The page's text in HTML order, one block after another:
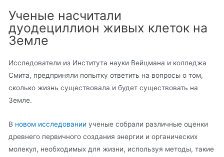
Ученые насчитали
дуодециллион живых клеток на
Земле
Исследователи из Института науки Вейцмана и колледжа
Смита, предприняли попытку ответить на вопросы о том,
сколько жизнь существовала и будет существовать на
Земле.
В новом исследовании ученые собрали различные оценки
древнего первичного создания энергии и органических
молекул, необходимых для жизни, используя методы, такие